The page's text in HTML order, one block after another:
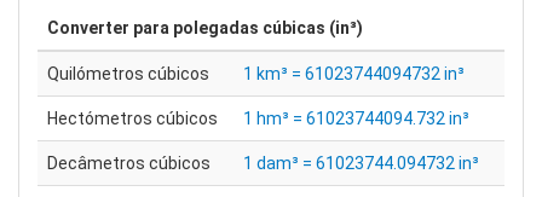
Converter para polegadas cúbicas (in³)
Quilómetros cúbicos 1 km³ = 61023744094732 in³
Hectómetros cúbicos 1 hm³ = 61023744094.732 in³
Decâmetros cúbicos 1 dam³ = 61023744.094732 in³